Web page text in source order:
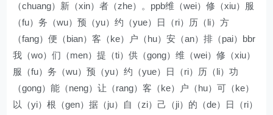
（chuang）新（xin）者（zhe）。ppb维（wei）修（xiu）服
（fu）务（wu）预（yu）约（yue）日（ri）历（li）方
（fang）便（bian）客（ke）户（hu）安（an）排（pai）bbr
我（wo）们（men）提（ti）供（gong）维（wei）修（xiu）
服（fu）务（wu）预（yu）约（yue）日（ri）历（li）功
（gong）能（neng）让（rang）客（ke）户（hu）可（ke）
以（yi）根（gen）据（ju）自（zi）己（ji）的（de）日（ri）